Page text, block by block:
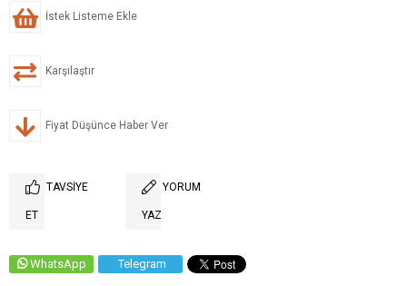
İstek Listeme Ekle
Karşılaştır
Fiyat Düşünce Haber Ver
TAVSIYE
ET
YORUM
YAZ
WhatsApp Telegram